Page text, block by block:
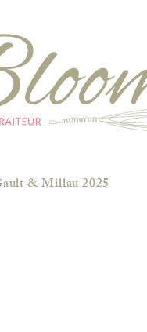
& Millau 2025